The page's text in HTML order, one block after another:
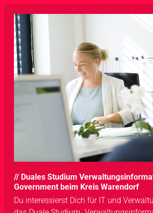
// Duales Studium
Government beim Kreis Warendorf
Du interessierst Dich für IT und